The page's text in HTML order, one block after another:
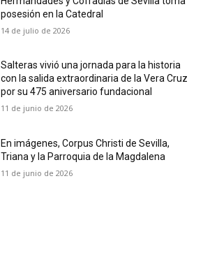
posesión en la Catedral
14 de julio de 2026
Salteras vivió una jornada para la historia
con la salida extraordinaria de la Vera Cruz
por su 475 aniversario fundacional
11 de junio de 2026
En imágenes, Corpus Christi de Sevilla,
Triana y la Parroquia de la Magdalena
11 de junio de 2026